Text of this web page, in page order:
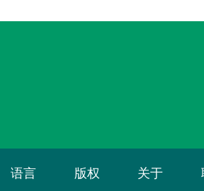
语言 版权 关于